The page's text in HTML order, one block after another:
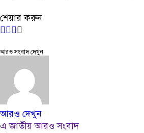
শেয়ার করুন
আরও সংবাদ দেখুন
আরও দেখুন
এ জাতীয় আরও সংবাদ